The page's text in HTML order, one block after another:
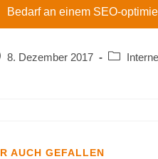
Bedarf an einem SEO-
8. Dezember 2017
AUCH GEFALLEN